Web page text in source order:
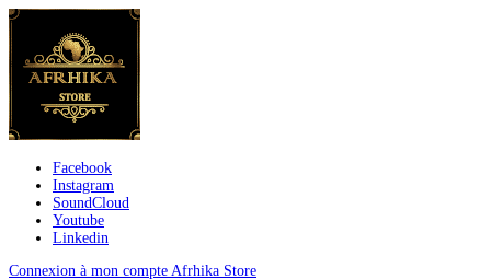
Facebook
Instagram
SoundCloud
Youtube
Linkedin
Connexion à mon compte Afrhika Store